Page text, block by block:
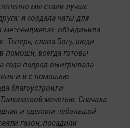
мы стали лучше
я создала чаты для
объединила
Теперь, слава Богу, люди
помощи, всегда готовы
года подряд выигрывала
и с помощью
благоустроили
мечетью. Сначала
и сделали небольшой
газон, посадили